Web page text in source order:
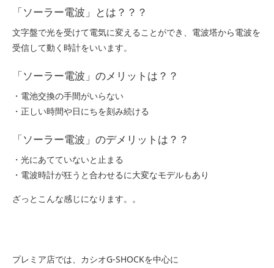
「ソーラー電波」とは？？？
文字盤で光を受けて電気に変えることができ、電波塔から電波を
受信して動く時計をいいます。
「ソーラー電波」のメリットは？？
・電池交換の手間がいらない
・正しい時間や日にちを刻み続ける
「ソーラー電波」のデメリットは？？
・光にあてていないと止まる
・電波時計が狂うと合わせるに大変なモデルもあり
ざっとこんな感じになります。。
プレミア店では、カシオG-SHOCKを中心に